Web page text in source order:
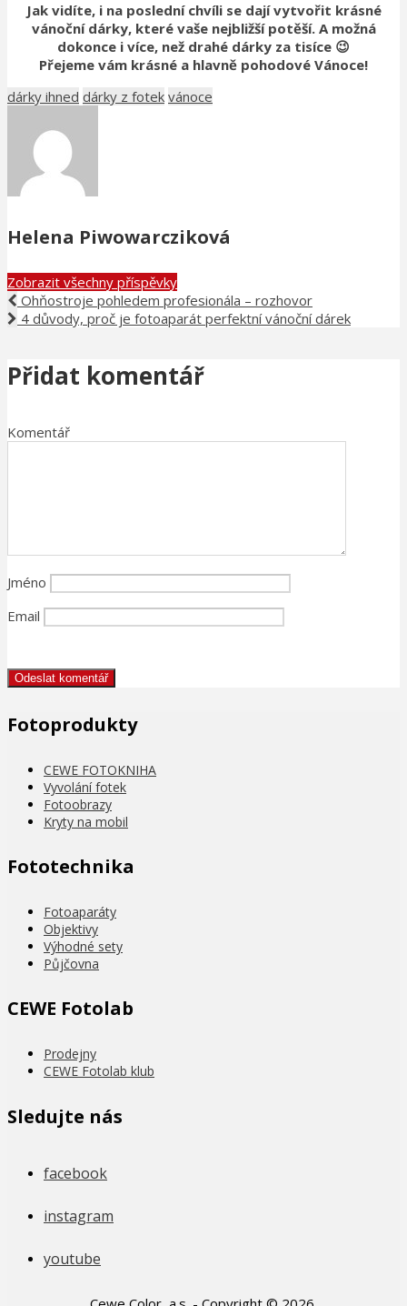
Jak vidíte, i na poslední chvíli se dají vytvořit krásné
vánoční dárky, které vaše nejbližší potěší. A možná
dokonce i více, než drahé dárky za tisíce 😉
Přejeme vám krásné a hlavně pohodové Vánoce!
dárky ihned dárky z fotek vánoce
Helena Piwowarcziková
Zobrazit všechny příspěvky
Ohňostroje pohledem profesionála – rozhovor
4 důvody, proč je fotoaparát perfektní vánoční dárek
Přidat komentář
Komentář
Jméno
Email
Fotoprodukty
CEWE FOTOKNIHA
Vyvolání fotek
Fotoobrazy
Kryty na mobil
Fototechnika
Fotoaparáty
Objektivy
Výhodné sety
Půjčovna
CEWE Fotolab
Prodejny
CEWE Fotolab klub
Sledujte nás
facebook
instagram
youtube